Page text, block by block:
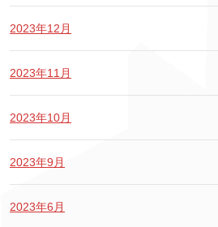
2023年12月
2023年11月
2023年10月
2023年9月
2023年6月